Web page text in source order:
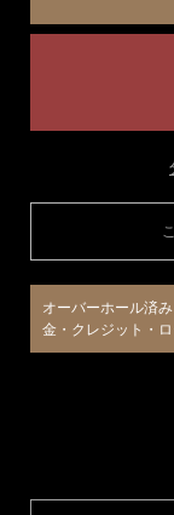
オーバーホール済
金・クレジット・